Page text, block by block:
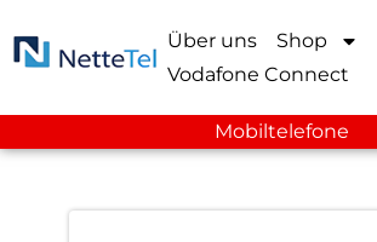
Über uns Shop
Vodafone Connect
Mobiltelefone